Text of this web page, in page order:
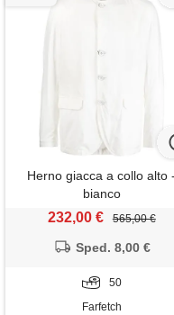
Herno giacca a collo alto -
bianco
232,00 € 565,00 €
Sped. 8,00 €
50
Farfetch